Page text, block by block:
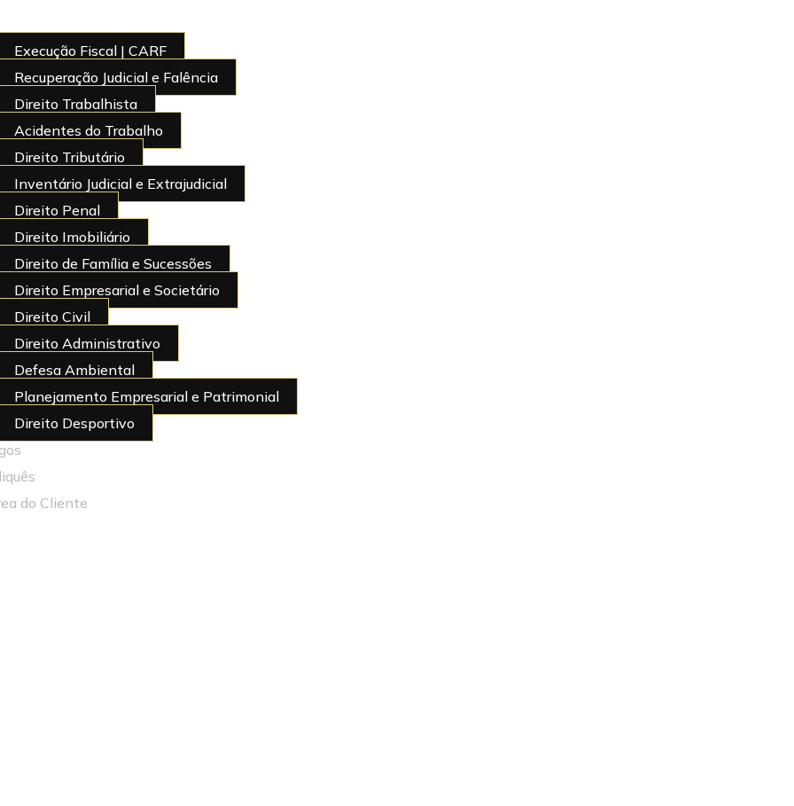
Execução Fiscal | CARF
Recuperação Judicial e Falência
Direito Trabalhista
Acidentes do Trabalho
Direito Tributário
Inventário Judicial e Extrajudicial
Direito Penal
Direito Imobiliário
Direito de Família e Sucessões
Direito Empresarial e Societário
Direito Civil
Direito Administrativo
Defesa Ambiental
Planejamento Empresarial e Patrimonial
Direito Desportivo
do Cliente